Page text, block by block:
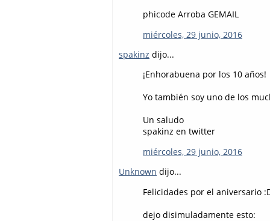
phicode Arroba GEMAIL
miércoles, 29 junio, 2016
spakinz dijo...
¡Enhorabuena por los 10 años!
Yo también soy uno de los
Un saludo
spakinz en twitter
miércoles, 29 junio, 2016
Unknown dijo...
Felicidades por el aniversario
dejo disimuladamente esto: